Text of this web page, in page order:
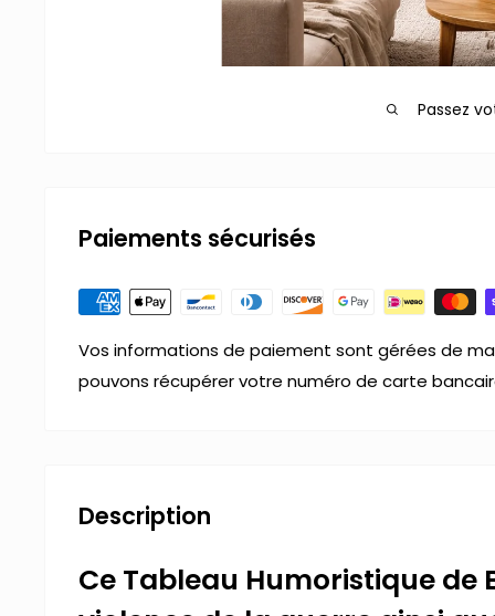
Passez
Paiements sécurisés
Vos informations de paiement sont gérées de
pouvons récupérer votre numéro de carte
Description
Ce Tableau Humoristique de